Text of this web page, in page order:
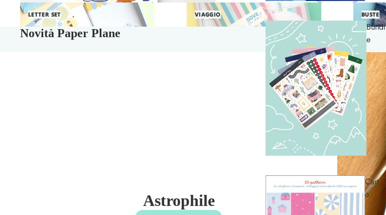
Bundl
e
Cart
e
Letter Set
LETTER SET
Viaggio
VIAGGIO BUSTE
Novità Paper Plane
Astrophile